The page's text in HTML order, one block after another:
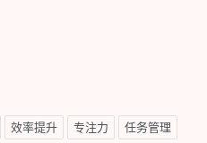
效率提升 专注力 任务管理